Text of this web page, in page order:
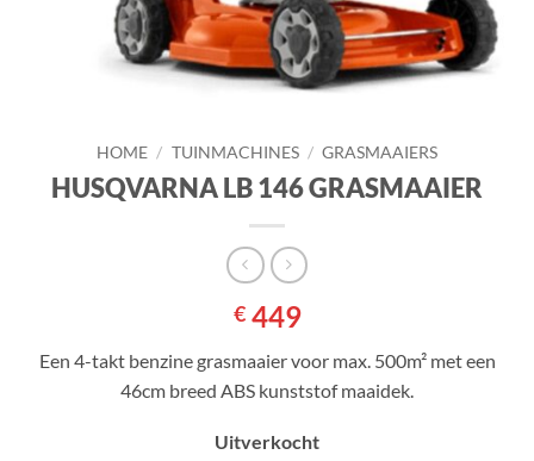
HOME / TUINMACHINES / GRASMAAIERS
HUSQVARNA LB 146 GRASMAAIER
€449
Een 4-takt benzine grasmaaier voor max. 500m² met een
46cm breed ABS kunststof maaidek.
Uitverkocht